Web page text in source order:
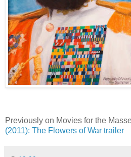
Previously on Movies for the
(2011): The Flowers of War trailer